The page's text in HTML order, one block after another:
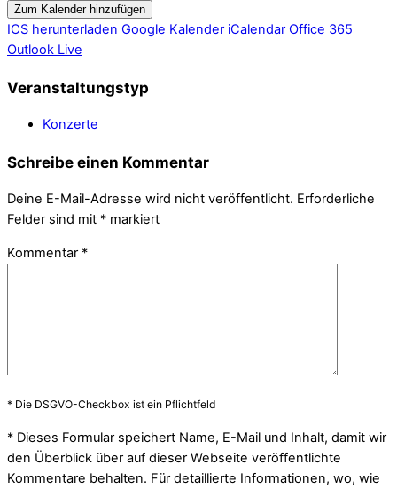
Zum Kalender hinzufügen
ICS herunterladen Google Kalender iCalendar Office 365
Outlook Live
Veranstaltungstyp
Konzerte
Schreibe einen Kommentar
Deine E-Mail-Adresse wird nicht veröffentlicht. Erforderliche
Felder sind mit * markiert
Kommentar *
* Die DSGVO-Checkbox ist ein Pflichtfeld
* Dieses Formular speichert Name, E-Mail und Inhalt, damit wir
den Überblick über auf dieser Webseite veröffentlichte
Kommentare behalten. Für detaillierte Informationen, wo, wie